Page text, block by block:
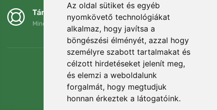
Az oldal sütiket és egyéb
nyomkövető technológiákat
alkalmaz, hogy javítsa a
böngészési élményét, azzal hogy
személyre szabott tartalmakat és
célzott hirdetéseket jelenít meg,
és elemzi a weboldalunk
forgalmát, hogy megtudjuk
honnan érkeztek a látogatóink.
Támogatjuk a Trees.org-ot
Minden megrendelésért ültetünk egy fát! Bővebben